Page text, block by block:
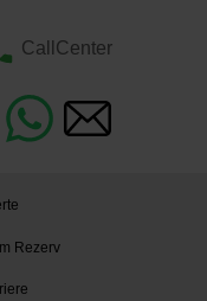
CallCenter
Rezerv